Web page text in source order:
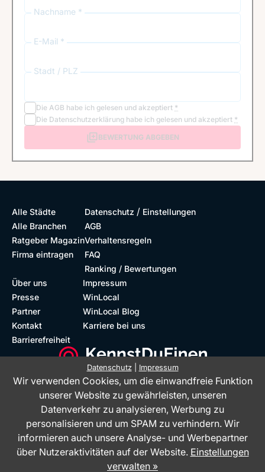
Nachname *
E-Mail *
Stadt / PLZ
Die AGB habe ich gelesen und akzeptiert *
Die Datenschutzerklärung habe ich gelesen und akzeptiert *
BEWERTUNG ABGEBEN
Alle Städte
Alle Branchen
Ratgeber Magazin
Firma eintragen
Datenschutz / Einstellungen
AGB
Verhaltensregeln
FAQ
Ranking / Bewertungen
Über uns
Presse
Partner
Kontakt
Barrierefreiheit
Impressum
WinLocal
WinLocal Blog
Karriere bei uns
Datenschutz| Impressum
Wir verwenden Cookies, um die einwandfreie Funktion
unserer Website zu gewährleisten, unseren
Datenverkehr zu analysieren, Werbung zu
personalisieren und um SPAM zu verhindern. Wir
informieren auch unsere Analyse- und Werbepartner
über Nutzeraktivitäten auf der Website. Einstellungen
verwalten »